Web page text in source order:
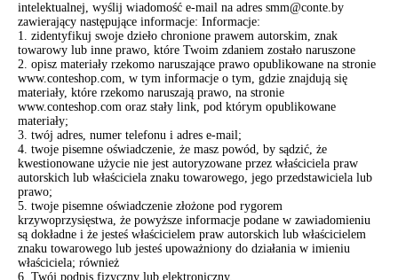
intelektualnej, wyślij wiadomość e-mail na adres smm@conte.by
zawierający następujące informacje: Informacje:
1. zidentyfikuj swoje dzieło chronione prawem autorskim, znak
towarowy lub inne prawo, które Twoim zdaniem zostało naruszone
2. opisz materiały rzekomo naruszające prawo opublikowane na stronie
www.conteshop.com, w tym informacje o tym, gdzie znajdują się
materiały, które rzekomo naruszają prawo, na stronie
www.conteshop.com oraz stały link, pod którym opublikowane
materiały;
3. twój adres, numer telefonu i adres e-mail;
4. twoje pisemne oświadczenie, że masz powód, by sądzić, że
kwestionowane użycie nie jest autoryzowane przez właściciela praw
autorskich lub właściciela znaku towarowego, jego przedstawiciela lub
prawo;
5. twoje pisemne oświadczenie złożone pod rygorem
krzywoprzysięstwa, że ​​powyższe informacje podane w zawiadomieniu
są dokładne i że jesteś właścicielem praw autorskich lub właścicielem
znaku towarowego lub jesteś upoważniony do działania w imieniu
właściciela; również
6. Twój podpis fizyczny lub elektroniczny.